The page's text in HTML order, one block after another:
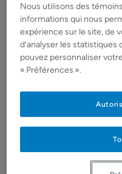
Plus d’informations →
Résumé du
extrêmes
hydroélectriques et
Le système climatique
majeur et
Nous utilisons des
informations qui nous
expérience sur le site, de
d’analyser les
pouvez personnaliser
« Préférences ».